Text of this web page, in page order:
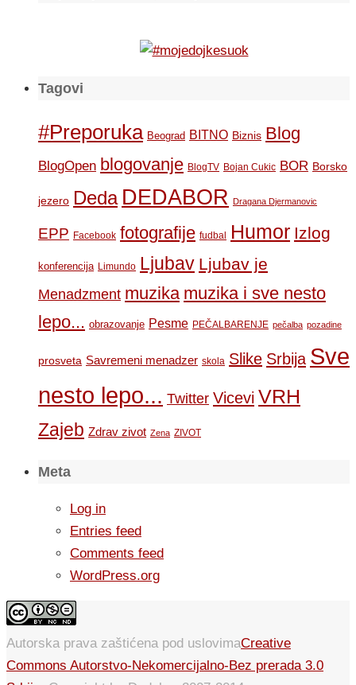
Tagovi
#Preporuka Beograd BITNO Biznis Blog
BlogOpen blogovanje BlogTV Bojan Cukic BOR Borsko
jezero Deda DEDABOR Dragana Djermanovic
EPP Facebook fotografije fudbal Humor Izlog
konferencija Limundo Ljubav Ljubav je
Menadzment muzika muzika i sve nesto
lepo... obrazovanje Pesme PEČALBARENJE pečalba pozadine
prosveta Savremeni menadzer skola Slike Srbija Sve
nesto lepo... Twitter Vicevi VRH
Zajeb Zdrav zivot Zena ZIVOT
Meta
Log in
Entries feed
Comments feed
WordPress.org
Autorska prava zaštićena pod uslovimaCreative
Commons Autorstvo-Nekomercijalno-Bez prerada 3.0